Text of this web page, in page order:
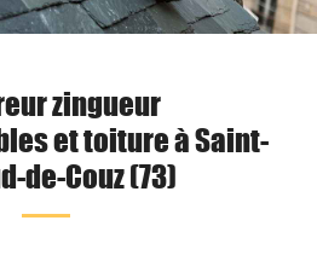
zingueur
et toiture à Saint-
de-Couz (73)